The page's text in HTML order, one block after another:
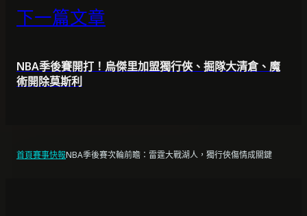
下一篇文章
NBA季後賽開打！烏傑里加盟獨行俠、掘隊大清倉、魔
術開除莫斯利
首頁賽事快報NBA季後賽次輪前瞻：雷霆大戰湖人，獨行俠傷情成關鍵